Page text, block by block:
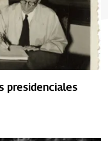
presidenciales